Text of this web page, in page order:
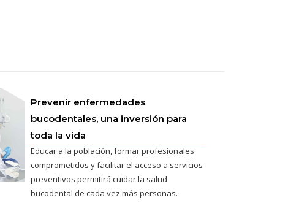
Prevenir enfermedades
bucodentales, una inversión para
toda la vida
Educar a la población, formar profesionales
comprometidos y facilitar el acceso a servicios
preventivos permitirá cuidar la salud
bucodental de cada vez más personas.